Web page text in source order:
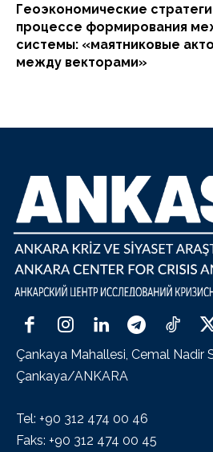
Геоэкономические
процессе формирования
системы: «маятниковые
между векторами»
Çankaya Mahallesi, Cemal Nadir
Çankaya/ANKARA
Tel: +90 312 474 00 46
Faks: +90 312 474 00 45